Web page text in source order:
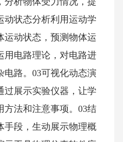
动状态分析利用运动学
运动状态，预测物体运
用电路理论，对电路进
电路。03可视化动态演
过展示实验仪器，让学
方法和注意事项。03结
手段，生动展示物理概